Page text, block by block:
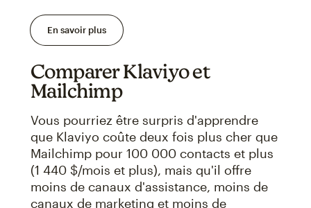
En savoir plus
Comparer Klaviyo et
Mailchimp
Vous pourriez être surpris d'apprendre
que Klaviyo coûte deux fois plus cher que
Mailchimp pour 100 000 contacts et plus
(1 440 $/mois et plus), mais qu'il offre
moins de canaux d'assistance, moins de
canaux de marketing et moins de